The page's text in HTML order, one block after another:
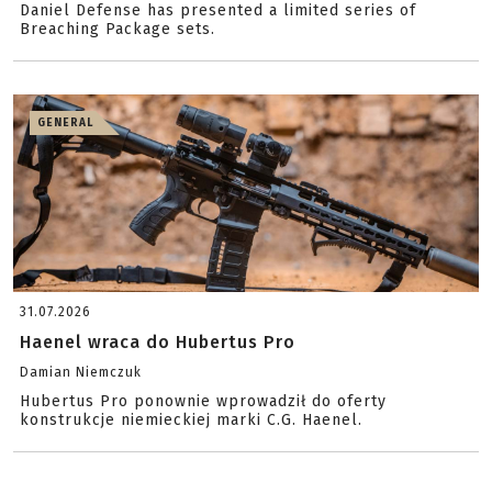
Daniel Defense has presented a limited series of
Breaching Package sets.
GENERAL
31.07.2026
Haenel wraca do Hubertus Pro
Damian Niemczuk
Hubertus Pro ponownie wprowadził do oferty
konstrukcje niemieckiej marki C.G. Haenel.